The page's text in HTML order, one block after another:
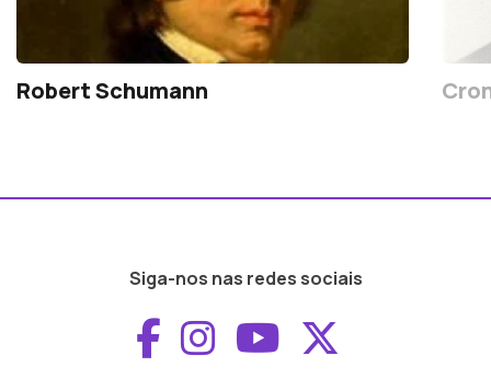
Robert Schumann
Siga-nos nas redes sociais
Aceder ao
Aceder ao
Aceder ao